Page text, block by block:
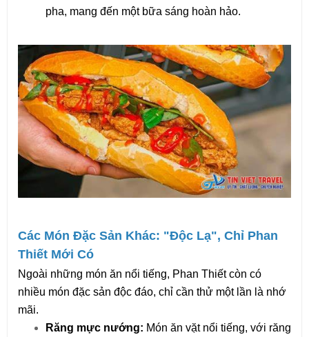
pha, mang đến một bữa sáng hoàn hảo.
Các Món Đặc Sản Khác: "Độc Lạ", Chỉ Phan
Thiết Mới Có
Ngoài những món ăn nổi tiếng, Phan Thiết còn có
nhiều món đặc sản độc đáo, chỉ cần thử một lần là nhớ
mãi.
Răng mực nướng: Món ăn vặt nổi tiếng, với răng